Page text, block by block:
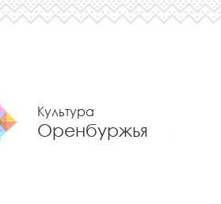
Культура
Оренбуржья